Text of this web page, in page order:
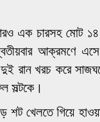
এক চারসহ মোট ১৪
আক্রমণে এসে
খরচ করে সাজঘরে
সল্টকে।
খেলতে গিয়ে